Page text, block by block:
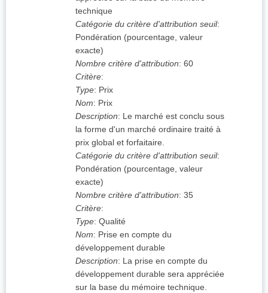
technique
Catégorie du critère d'attribution seuil:
Pondération (pourcentage, valeur
exacte)
Nombre critère d'attribution: 60
Critère:
Type: Prix
Nom: Prix
Description: Le marché est conclu sous
la forme d'un marché ordinaire traité à
prix global et forfaitaire.
Catégorie du critère d'attribution seuil:
Pondération (pourcentage, valeur
exacte)
Nombre critère d'attribution: 35
Critère:
Type: Qualité
Nom: Prise en compte du
développement durable
Description: La prise en compte du
développement durable sera appréciée
sur la base du mémoire technique.